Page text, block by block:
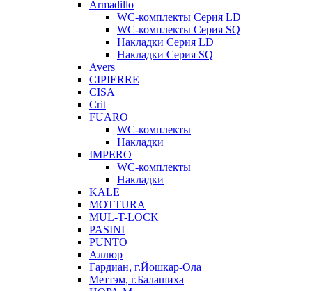
Armadillo
WC-комплекты Серия LD
WC-комплекты Серия SQ
Накладки Серия LD
Накладки Серия SQ
Avers
CIPIERRE
CISA
Crit
FUARO
WC-комплекты
Накладки
IMPERO
WC-комплекты
Накладки
KALE
MOTTURA
MUL-T-LOCK
PASINI
PUNTO
Аллюр
Гардиан, г.Йошкар-Ола
Меттэм, г.Балашиха